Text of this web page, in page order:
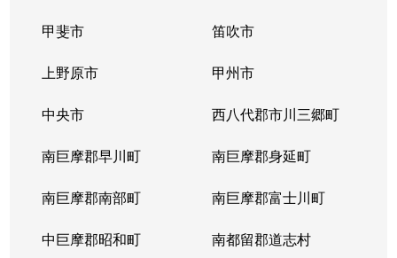
甲斐市 笛吹市
上野原市 甲州市
中央市 西八代郡市川三郷町
南巨摩郡早川町 南巨摩郡身延町
南巨摩郡南部町 南巨摩郡富士川町
中巨摩郡昭和町 南都留郡道志村